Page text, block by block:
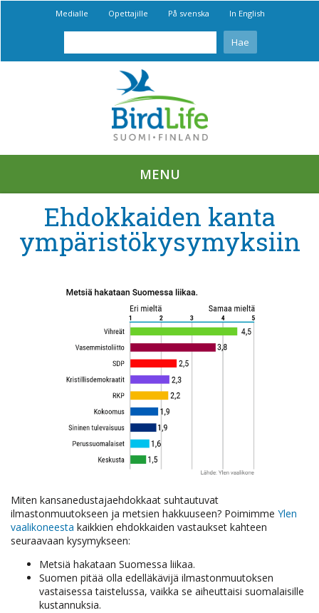
Medialle Opettajille På svenska In English
MENU
Ehdokkaiden kanta
ympäristökysymyksiin
Miten kansanedustajaehdokkaat suhtautuvat
ilmastonmuutokseen ja metsien hakkuuseen? Poimimme Ylen
vaalikoneesta kaikkien ehdokkaiden vastaukset kahteen
seuraavaan kysymykseen:
Metsiä hakataan Suomessa liikaa.
Suomen pitää olla edelläkävijä ilmastonmuutoksen
vastaisessa taistelussa, vaikka se aiheuttaisi suomalaisille
kustannuksia.